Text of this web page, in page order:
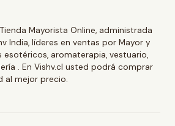
Mayorista Online, administrada
India, líderes en ventas por Mayor y
aromaterapia, vestuario,
. En Vishv.cl usted podrá comprar
al mejor precio.